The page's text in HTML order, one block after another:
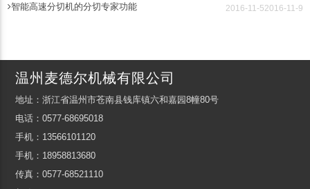
2016-11-9
智能高速分切机的分切专家功能 2016-11-5
温州麦德尔机械有限公司
地址：浙江省温州市苍南县钱库镇六和嘉园8幢80号
电话：0577-68695018
手机：13566101120
手机：18958813680
传真：0577-68521110